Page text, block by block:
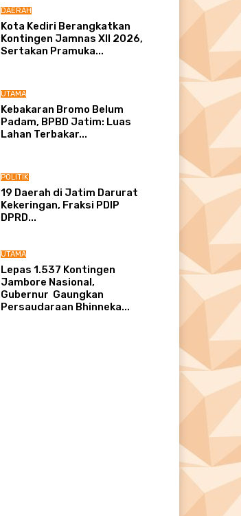
DAERAH
Kota Kediri Berangkatkan
Kontingen Jamnas XII 2026,
Sertakan Pramuka...
UTAMA
Kebakaran Bromo Belum
Padam, BPBD Jatim: Luas
Lahan Terbakar...
POLITIK
19 Daerah di Jatim Darurat
Kekeringan, Fraksi PDIP
DPRD...
UTAMA
Lepas 1.537 Kontingen
Jambore Nasional,
Gubernur Gaungkan
Persaudaraan Bhinneka...